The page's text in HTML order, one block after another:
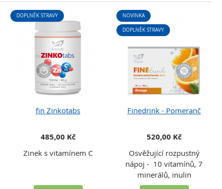
fin Zinkotabs
DOPLNĚK STRAVY
485,00 Kč
Zinek s vitamínem C
Finedrink - Pomeranč
NOVINKA
DOPLNĚK STRAVY
520,00 Kč
Osvěžující rozpustný
nápoj - 10 vitamínů, 7
minerálů, inulin